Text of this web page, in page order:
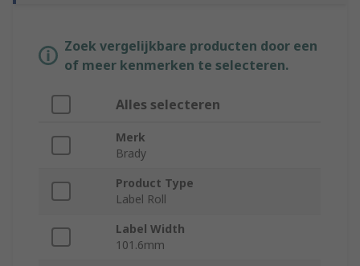
Zoek vergelijkbare producten door een
of meer kenmerken te selecteren.
Alles selecteren
Merk
Brady
Product Type
Label Roll
Label Width
101.6mm